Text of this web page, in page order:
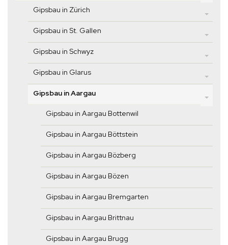
Gipsbau in Zürich
Gipsbau in St. Gallen
Gipsbau in Schwyz
Gipsbau in Glarus
Gipsbau in Aargau
Gipsbau in Aargau Bottenwil
Gipsbau in Aargau Böttstein
Gipsbau in Aargau Bözberg
Gipsbau in Aargau Bözen
Gipsbau in Aargau Bremgarten
Gipsbau in Aargau Brittnau
Gipsbau in Aargau Brugg